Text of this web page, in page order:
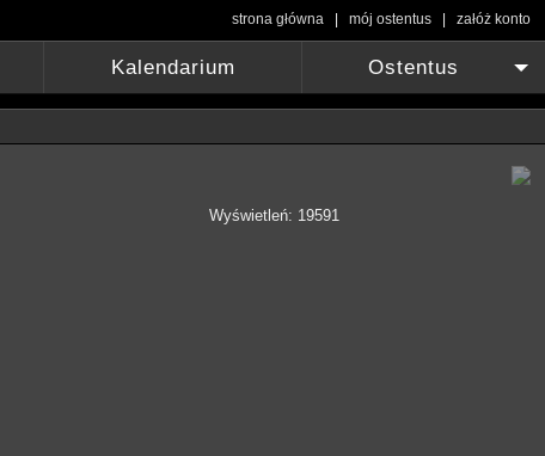
strona główna |mój ostentus |załóż konto
Kalendarium
+
Ostentus
Wyświetleń: 19591